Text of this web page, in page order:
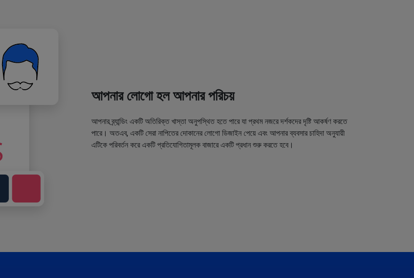
আপনার লোগো হল আপনার পরিচয়
আপনার ব্র্যান্ডিং একটি অতিরিক্ত খাস্তা অনুপস্থিত হতে পারে যা প্রথম নজরে দর্শকদের দৃষ্টি আকর্ষণ করতে
পারে। অতএব, একটি সেরা নাপিতের দোকানের লোগো ডিজাইন পেয়ে এবং আপনার ব্যবসার চাহিদা অনুযায়ী
এটিকে পরিবর্তন করে একটি প্রতিযোগিতামূলক বাজারে একটি প্রধান শুরু করতে হবে।